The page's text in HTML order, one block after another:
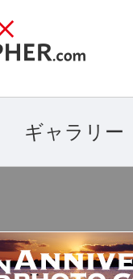
ギャラリー